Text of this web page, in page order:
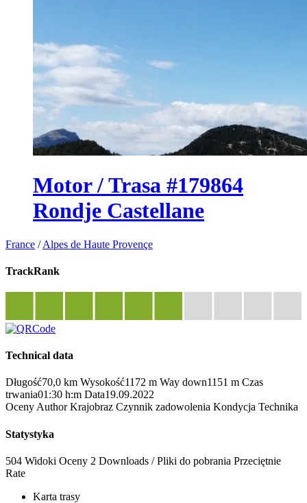
Motor / Trasa #179864
Rondje Castellane
France /Alpes de Haute Provençe
TrackRank
Technical data
Długość70,0 km Wysokość1172 m Way down1151 m Czas
trwania01:30 h:m Data19.09.2022
Oceny Author Krajobraz Czynnik zadowolenia Kondycja Technika
Statystyka
504 Widoki Oceny 2 Downloads / Pliki do pobrania Przeciętnie
Rate
Karta trasy